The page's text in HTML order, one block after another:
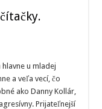
hlavne u mladej
a veľa vecí, čo
ako Danny Kollár,
Prijateľnejší